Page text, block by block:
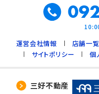
運営会社情報 店舗一覧
サイトポリシー
個
三好不動産